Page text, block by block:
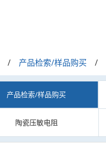
产品检索/样品购买
产品检索/样品购买
陶瓷压敏电阻